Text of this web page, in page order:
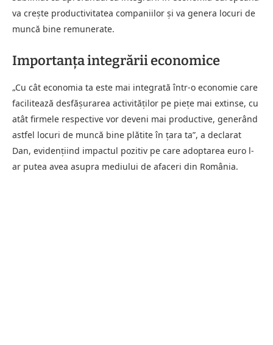
va crește productivitatea companiilor și va genera locuri de
muncă bine remunerate.
Importanța integrării economice
„Cu cât economia ta este mai integrată într-o economie care
facilitează desfășurarea activităților pe piețe mai extinse, cu
atât firmele respective vor deveni mai productive, generând
astfel locuri de muncă bine plătite în țara ta”, a declarat
Dan, evidențiind impactul pozitiv pe care adoptarea euro l-
ar putea avea asupra mediului de afaceri din România.